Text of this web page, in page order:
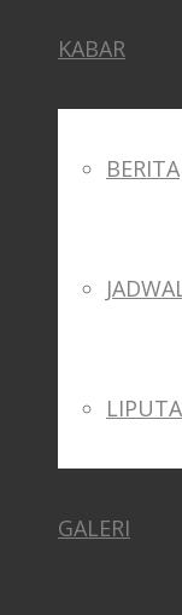
KABAR
BERITA
GALERI